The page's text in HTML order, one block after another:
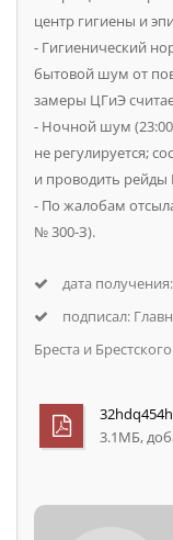
развлечений
жителей.
В связи с этим
1.Организовать
рейды в
улице, площади
Франциска
дворах.
2.Провести
домов в этих
особенно с 23:00
центр гигиены и
⁃ Гигиенический
бытовой шум от
замеры ЦГиЭ
⁃ Ночной шум
не регулируется;
и проводить
⁃ По жалобам
№ 300-З).
дата
подписал:
Бреста и
3.1MБ,